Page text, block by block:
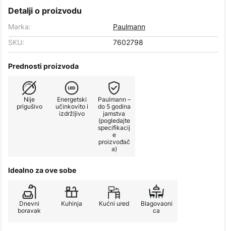
Detalji o proizvodu
Marka:
Paulmann
SKU:
7602798
Prednosti proizvoda
Nije
prigušivo
Energetski
učinkovito i
izdržljivo
Paulmann –
do 5 godina
jamstva
(pogledajte
specifikacij
e
proizvođač
a)
Idealno za ove sobe
Dnevni
boravak
Kuhinja Kućni ured
Blagovaoni
ca